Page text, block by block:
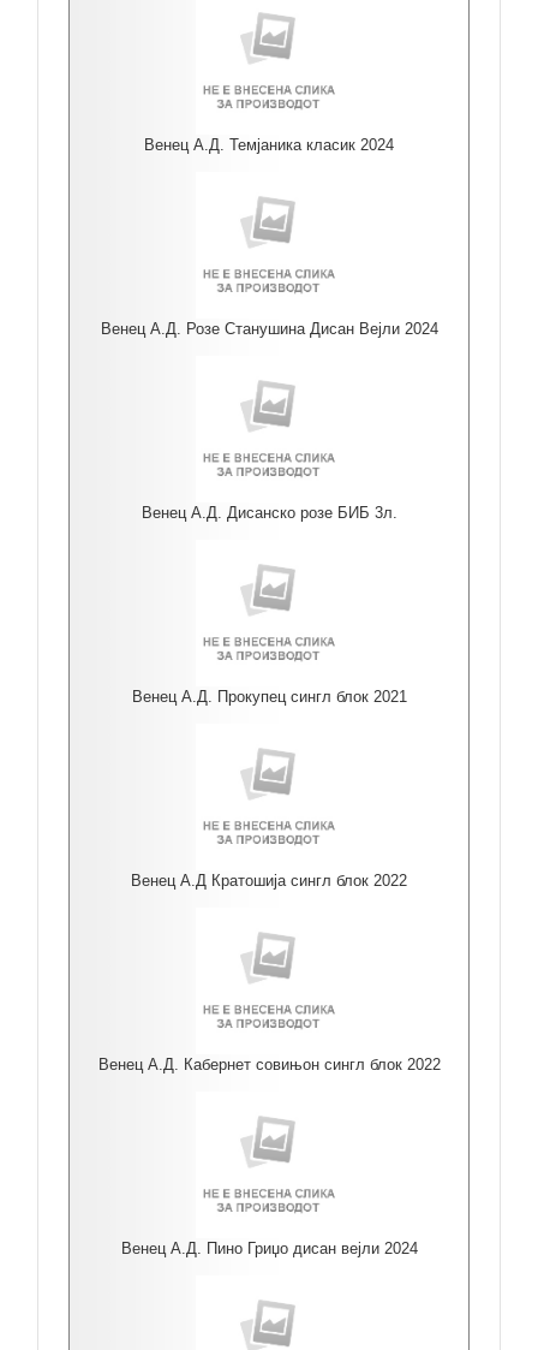
Венец А.Д. Темјаника класик 2024
Венец А.Д. Розе Станушина Дисан Вејли 2024
Венец А.Д. Дисанско розе БИБ 3л.
Венец А.Д. Прокупец сингл блок 2021
Венец А.Д Кратошија сингл блок 2022
Венец А.Д. Кабернет совињон сингл блок 2022
Венец А.Д. Пино Гриџо дисан вејли 2024